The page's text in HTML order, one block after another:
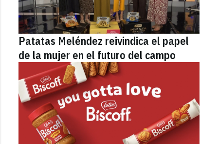
Patatas Meléndez reivindica el papel
de la mujer en el futuro del campo